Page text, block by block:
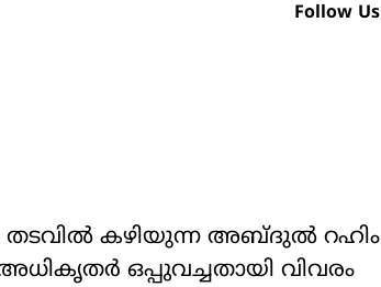
Follow Us
തടവിൽ കഴിയുന്ന അബ്ദുൽ റഹിം
ഒപ്പുവച്ചതായി വിവരം